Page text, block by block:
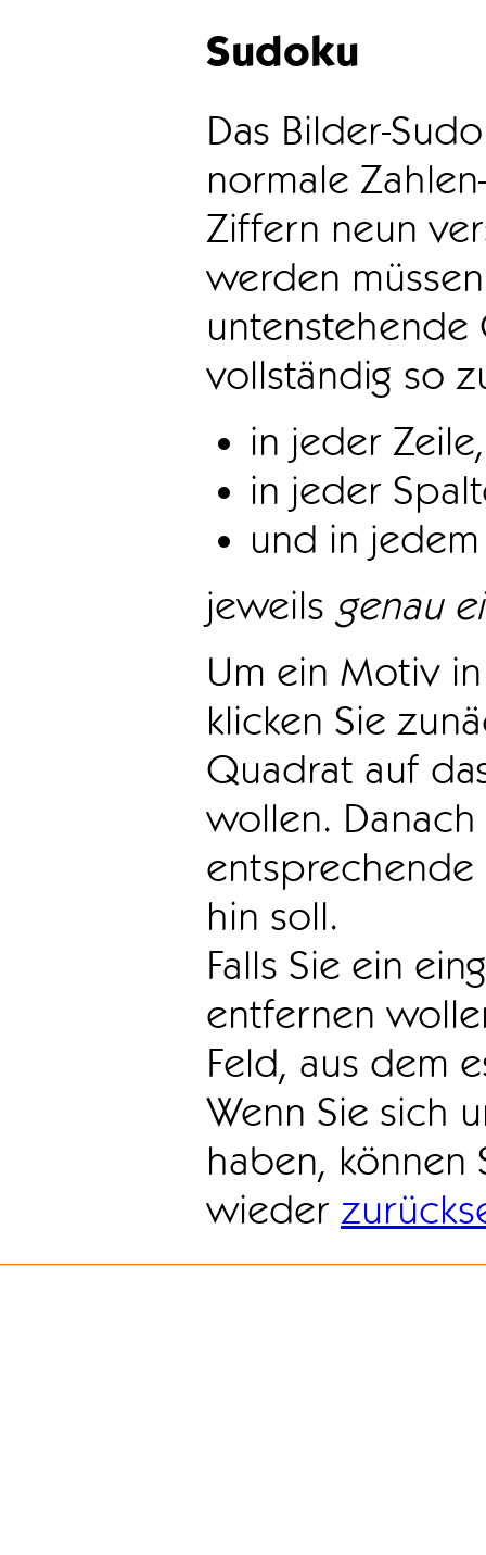
Sudoku
Das Bilder-
normale
Ziffern neun
werden
vollständig so
in jeder Zeile,
in jeder
und in
jeweils genau
Um ein Motiv
klicken Sie
Quadrat auf
wollen.
hin soll.
Falls Sie ein
entfernen
Feld, aus dem
Wenn Sie sich
haben, können
wieder